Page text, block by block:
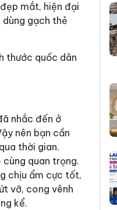
mắt, hiện đại
dùng gạch thẻ
thước quốc dân
nhắc đến ở
nên bạn cần
thời gian.
quan trọng.
chịu ẩm cực tốt,
vỡ, cong vênh
kể.